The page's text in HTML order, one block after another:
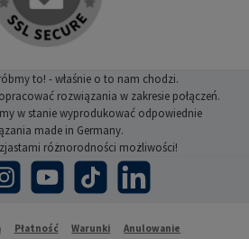
to! - właśnie o to nam chodzi.
rozwiązania w zakresie połączeń.
w stanie wyprodukować odpowiednie
made in Germany.
różnorodności możliwości!
YouTube TikTok LinkedIn
Płatność Warunki Anulowanie